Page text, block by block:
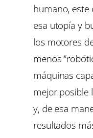
humano, este
esa utopía y
los motores
menos
máquinas
mejor posible
y, de esa
resultados